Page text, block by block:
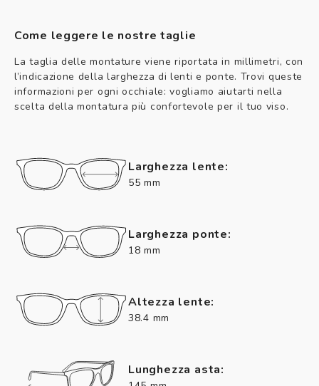
Come leggere le nostre taglie
La taglia delle montature viene riportata in millimetri, con
l’indicazione della larghezza di lenti e ponte. Trovi queste
informazioni per ogni occhiale: vogliamo aiutarti nella
scelta della montatura più confortevole per il tuo viso.
Larghezza lente:
55 mm
Larghezza ponte:
18 mm
Altezza lente:
38.4 mm
Lunghezza asta: